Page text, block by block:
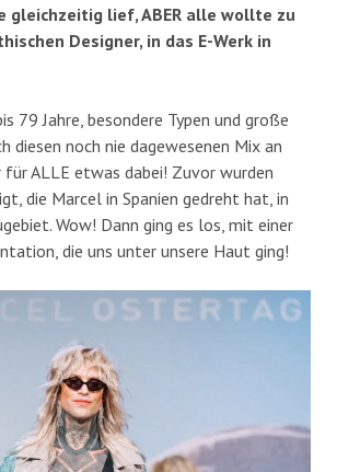
gleichzeitig lief, ABER alle wollte zu
Designer, in das E-Werk in
79 Jahre, besondere Typen und große
diesen noch nie dagewesenen Mix an
ALLE etwas dabei! Zuvor wurden
die Marcel in Spanien gedreht hat, in
Wow! Dann ging es los, mit einer
die uns unter unsere Haut ging!